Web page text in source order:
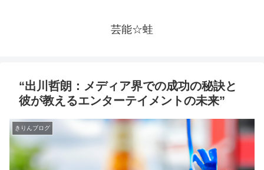
芸能☆蛙
“出川哲朗：メディア界での成功の秘訣と
彼が教えるエンターテイメントの未来”
きりんブログ